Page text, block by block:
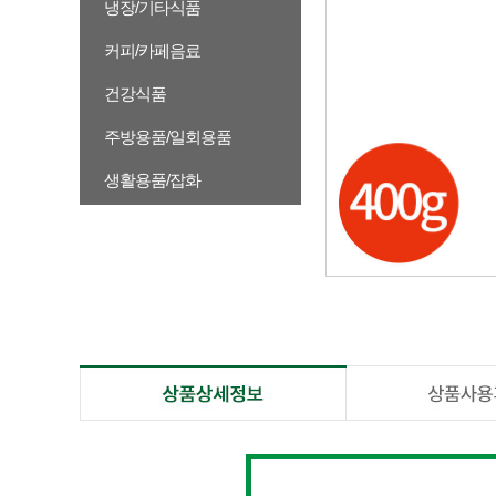
냉장/기타식품
커피/카페음료
건강식품
주방용품/일회용품
생활용품/잡화